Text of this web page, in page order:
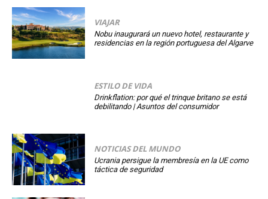
VIAJAR
Nobu inaugurará un nuevo hotel, restaurante y
residencias en la región portuguesa del Algarve
ESTILO DE VIDA
Drinkflation: por qué el trinque britano se está
debilitando | Asuntos del consumidor
NOTICIAS DEL MUNDO
Ucrania persigue la membresía en la UE como
táctica de seguridad